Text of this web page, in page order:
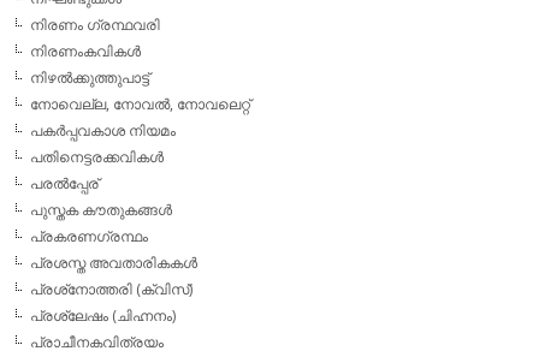
നിരണം ഗ്രന്ഥവരി
നിരണംകവികള്‍
നിഴല്‍ക്കുത്തുപാട്ട്
നോവെല്ല, നോവല്‍, നോവലെറ്റ്
പകര്‍പ്പവകാശ നിയമം
പതിനെട്ടരക്കവികള്‍
പരല്‍പ്പേര്
പുസ്തക കൗതുകങ്ങള്‍
പ്രകരണഗ്രന്ഥം
പ്രശസ്ത അവതാരികകള്‍
പ്രശ്‌നോത്തരി (ക്വിസ്)
പ്രശ്ലേഷം (ചിഹ്നനം)
പ്രാചീനകവിത്രയം